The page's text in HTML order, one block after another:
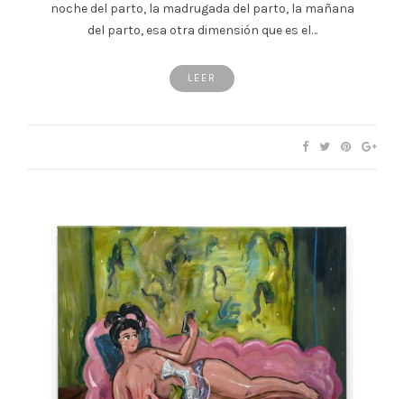
noche del parto, la madrugada del parto, la mañana
del parto, esa otra dimensión que es el…
LEER